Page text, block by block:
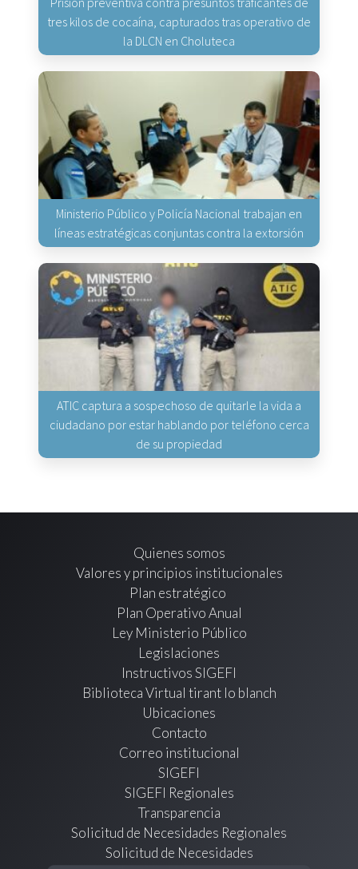
tres kilos de cocaína, capturados tras operativo de
la DLCN en Choluteca
Ministerio Público y Policía Nacional trabajan en
líneas estratégicas conjuntas contra la extorsión
ATIC captura a sospechoso de quitarle la vida a
ciudadano por estar hablando por teléfono cerca
de su propiedad
Quienes somos
Valores y principios institucionales
Plan estratégico
Plan Operativo Anual
Ley Ministerio Público
Legislaciones
Instructivos SIGEFI
Biblioteca Virtual tirant lo blanch
Ubicaciones
Contacto
Correo institucional
SIGEFI
SIGEFI Regionales
Transparencia
Solicitud de Necesidades Regionales
Solicitud de Necesidades